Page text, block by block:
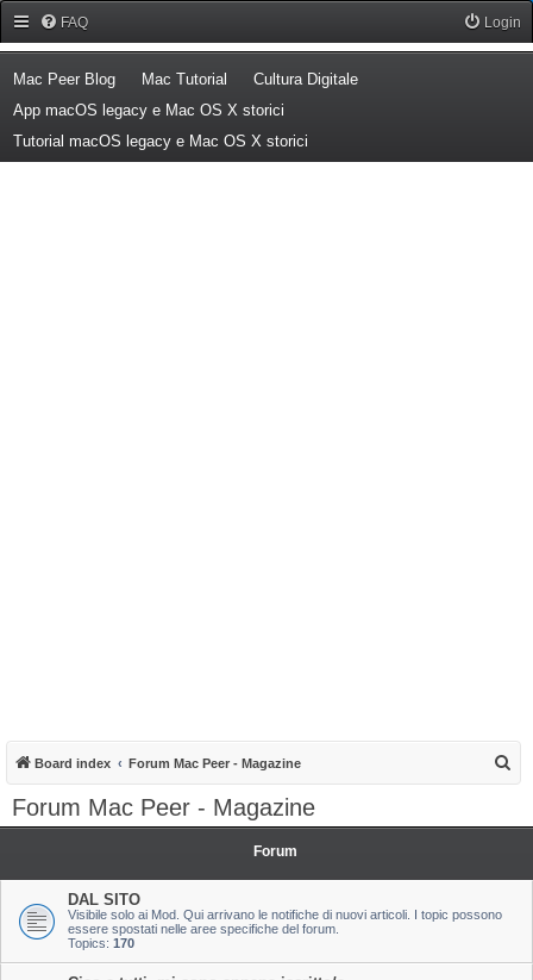
FAQ Login
Mac Peer Blog(Opens a new tab)
Mac Tutorial (Opens a new tab)
Cultura Digitale(Opens a new tab)
App macOS legacy e Mac OS X storici
Tutorial macOS legacy e Mac OS X storici
Board index Forum Mac Peer - Magazine
Forum Mac Peer - Magazine
Forum
DAL SITO
Visibile solo ai Mod. Qui arrivano le notifiche di nuovi articoli. I topic possono
essere spostati nelle aree specifiche del forum.
Topics: 170